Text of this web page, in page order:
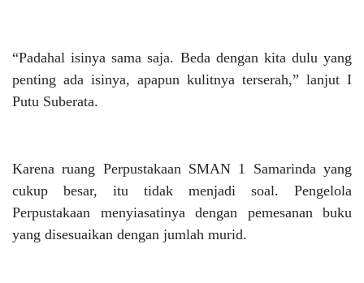
“Padahal isinya sama saja. Beda dengan kita dulu yang
penting ada isinya, apapun kulitnya terserah,” lanjut I
Putu Suberata.
Karena ruang Perpustakaan SMAN 1 Samarinda yang
cukup besar, itu tidak menjadi soal. Pengelola
Perpustakaan menyiasatinya dengan pemesanan buku
yang disesuaikan dengan jumlah murid.